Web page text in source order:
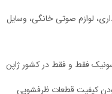
لوازم صوتی خانگی، وسایل
فقط و فقط در کشور ژاپن
کیفیت قطعات ظرفشویی